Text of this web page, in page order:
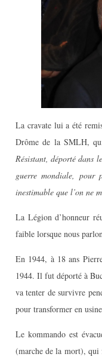
La cravate lui a été
Drôme de la SMLH,
Résistant, déporté dans
guerre mondiale, pour
inestimable que l’on ne
La Légion d’honneur
faible lorsque nous
En 1944, à 18 ans
1944. Il fut déporté à
va tenter de survivre
pour transformer en
Le kommando est
(marche de la mort), qui